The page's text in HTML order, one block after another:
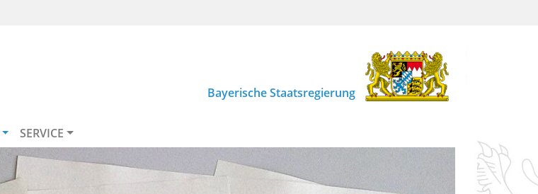
Bayerische Staatsregierung
SERVICE